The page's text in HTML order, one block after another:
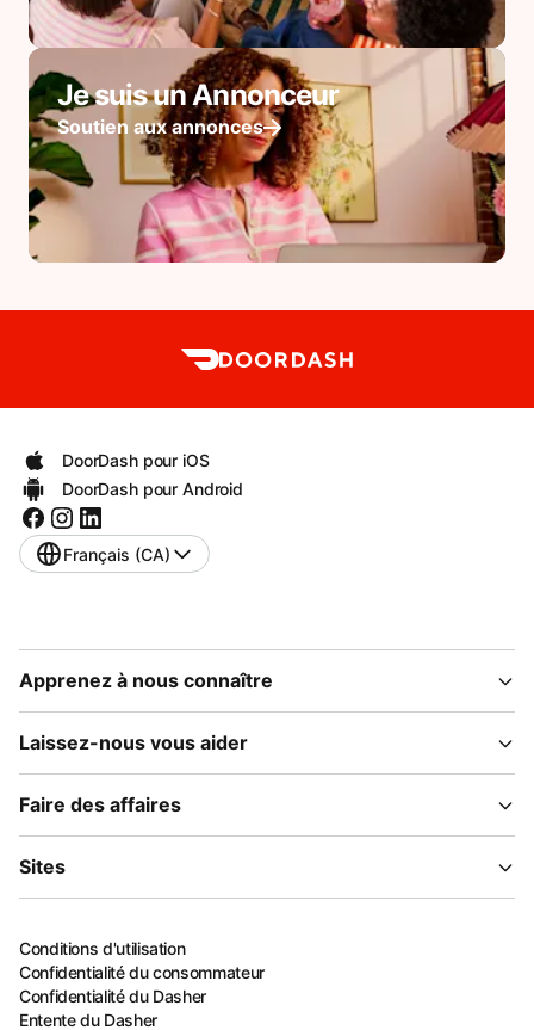
Je suis un Annonceur
Soutien aux annonces
DoorDash pour iOS
DoorDash pour Android
Français (CA)
Apprenez à nous connaître
Laissez-nous vous aider
Faire des affaires
Sites
Conditions d'utilisation
Confidentialité du consommateur
Confidentialité du Dasher
Entente du Dasher